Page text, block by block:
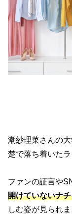
潮紗理菜さんの
楚で落ち着いた
ファンの証言や
開けていないナ
しむ姿が見られま